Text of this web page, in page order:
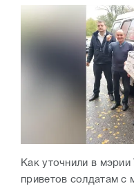
Как уточнили в
приветов солдатам с